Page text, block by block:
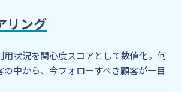
リング
用状況を関心度スコアとして数値化。何
の中から、今フォローすべき顧客が一目